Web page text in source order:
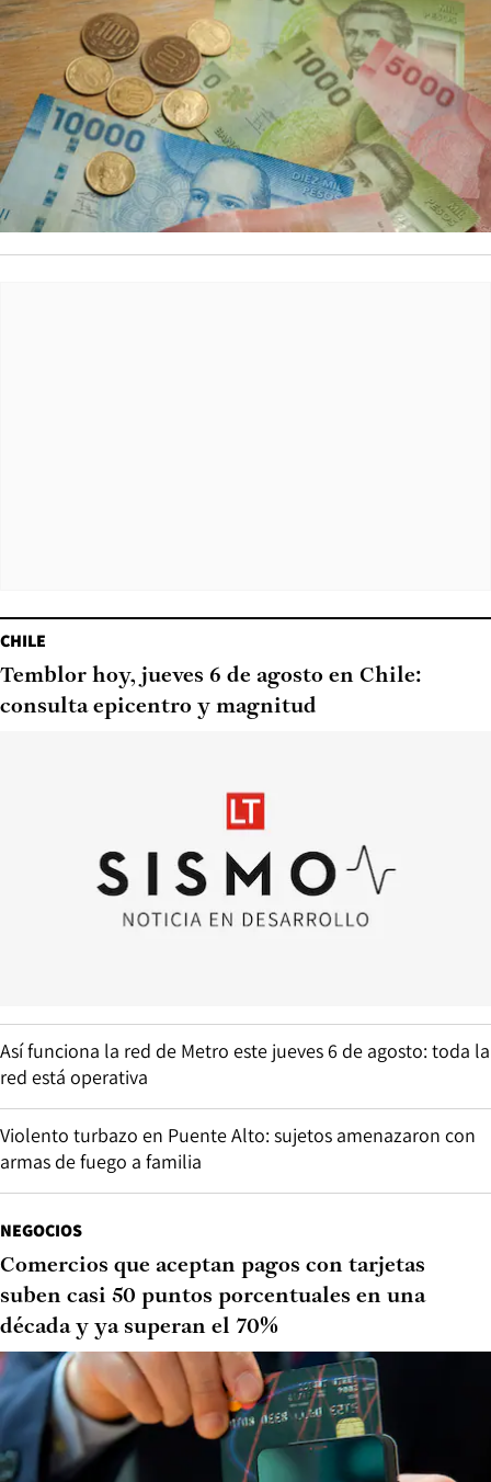
CHILE
Temblor hoy, jueves 6 de agosto en Chile:
consulta epicentro y magnitud
Así funciona la red de Metro este jueves 6 de agosto: toda la
red está operativa
Violento turbazo en Puente Alto: sujetos amenazaron con
armas de fuego a familia
NEGOCIOS
Comercios que aceptan pagos con tarjetas
suben casi 50 puntos porcentuales en una
década y ya superan el 70%